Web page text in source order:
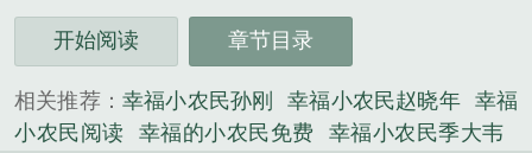
三秒记住本站：吾看中文 网址：www.5kzw.net...
《最幸福的小农民》是腼腆的胖子精心创作的言情类
开始阅读 章节目录
相关推荐： 幸福小农民孙刚 幸福小农民赵晓年
幸福
小农民阅读
幸福的小农民免费
幸福小农民季大韦